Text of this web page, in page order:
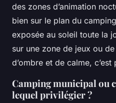
des zones d’animation
bien sur le plan du
exposée au soleil toute la
sur une zone de jeux ou
d’ombre et de calme,
Camping municipal ou
lequel privilégier ?